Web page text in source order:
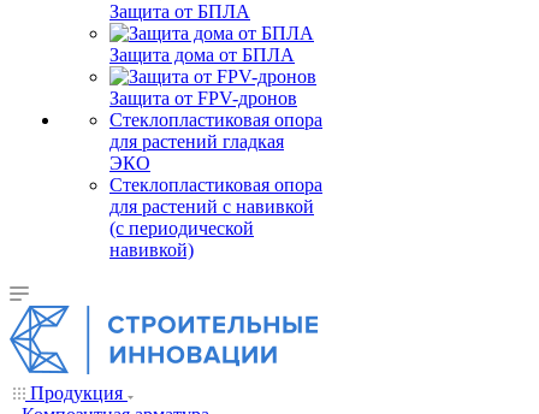
Защита от БПЛА
Защита дома от БПЛА
Защита от FPV-дронов
Стеклопластиковая опора
для растений гладкая
ЭКО
Стеклопластиковая опора
для растений с навивкой
(с периодической
навивкой)
Продукция